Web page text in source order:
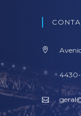
4430-